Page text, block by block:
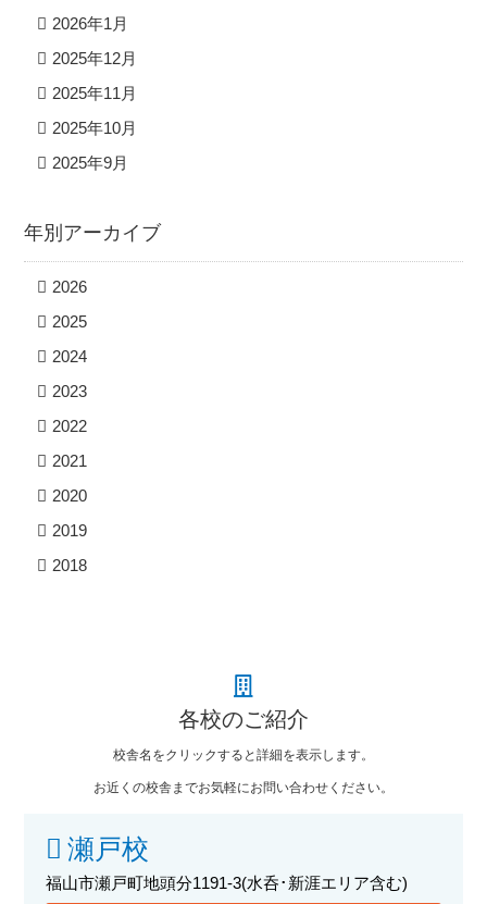
2026年1月
2025年12月
2025年11月
2025年10月
2025年9月
年別アーカイブ
2026
2025
2024
2023
2022
2021
2020
2019
2018
各校のご紹介
校舎名をクリックすると詳細を表示します。
お近くの校舎までお気軽にお問い合わせください。
瀬戸校
福山市瀬戸町地頭分1191-3(水呑･新涯エリア含む)